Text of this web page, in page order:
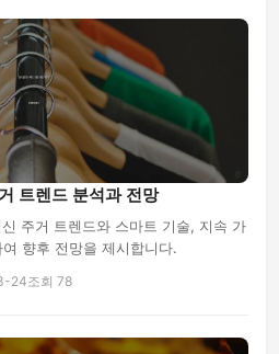
트렌드 분석과 전망
주거 트렌드와 스마트 기술, 지속 가
향후 전망을 제시합니다.
24조회 78